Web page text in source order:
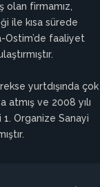
olan firmamız,
ile kısa sürede
Ostim’de faaliyet
yurtdışında çok
ve 2008 yılı
1. Organize Sanayi